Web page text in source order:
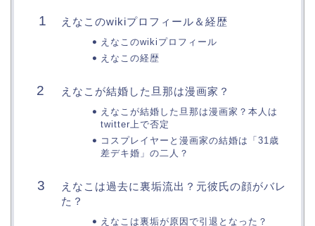
えなこのwikiプロフィール＆経歴
えなこのwikiプロフィール
えなこの経歴
えなこが結婚した旦那は漫画家？
えなこが結婚した旦那は漫画家？本人は
twitter上で否定
コスプレイヤーと漫画家の結婚は「31歳
差デキ婚」の二人？
えなこは過去に裏垢流出？元彼氏の顔がバレ
た？
えなこは裏垢が原因で引退となった？